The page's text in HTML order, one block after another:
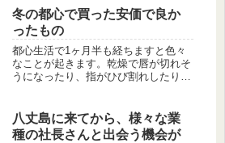
冬の都心で買った安価で良か
ったもの
都心生活で1ヶ月半も経ちますと色々
なことが起きます。乾燥で唇が切れそ
うになったり、指がひび割れしたり、
します。
八丈島に来てから、様々な業
種の社長さんと出会う機会が